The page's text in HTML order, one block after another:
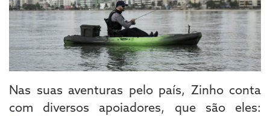
Nas suas aventuras pelo país, Zinho conta
com diversos apoiadores, que são eles: